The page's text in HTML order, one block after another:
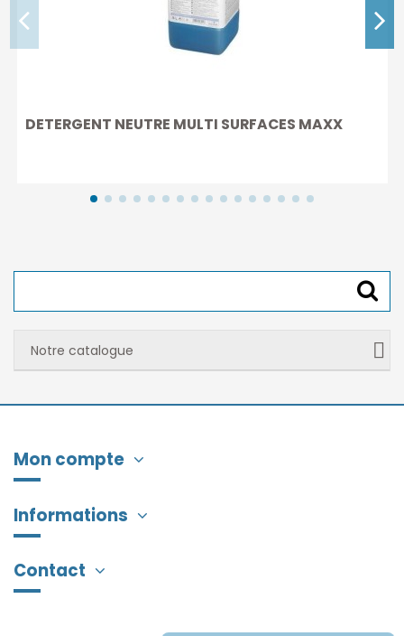
DETERGENT NEUTRE MULTI SURFACES MAXX
Notre catalogue
Mon compte
Informations
Contact